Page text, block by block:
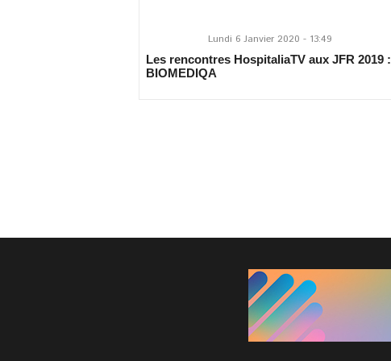
Lundi 6 Janvier 2020 - 13:49
Les rencontres HospitaliaTV aux JFR 2019 :
BIOMEDIQA